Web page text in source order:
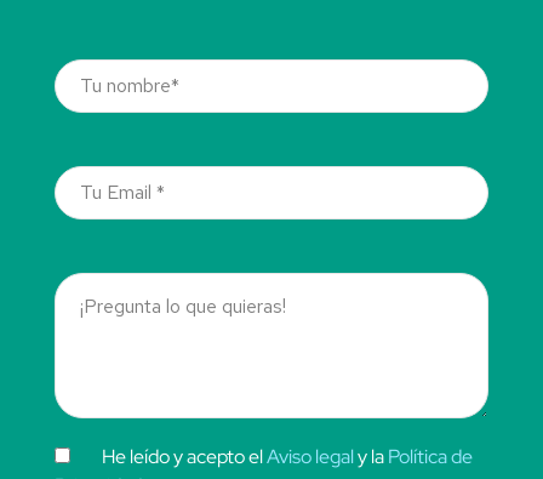
He leído y acepto elAviso legaly laPolítica de